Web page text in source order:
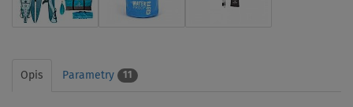
Opis Parametry 11